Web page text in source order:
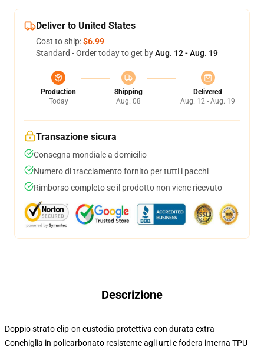
Deliver to United States
Cost to ship:$6.99
Standard - Order today to get byAug. 12 - Aug. 19
Production
Today
Shipping
Aug. 08
Delivered
Aug. 12 - Aug. 19
Transazione sicura
Consegna mondiale a domicilio
Numero di tracciamento fornito per tutti i pacchi
Rimborso completo se il prodotto non viene ricevuto
Descrizione
Doppio strato clip-on custodia protettiva con durata extra
Conchiglia in policarbonato resistente agli urti e fodera interna TPU